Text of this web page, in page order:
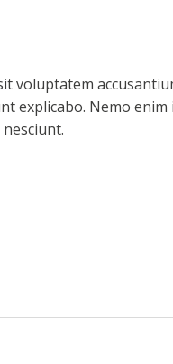
voluptatem
explicabo. Nemo